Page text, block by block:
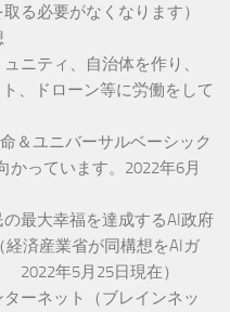
る必要がなくなります）
ニティ、自治体を作り、
、ドローン等に労働をして
＆ユニバーサルベーシック
かっています。2022年6月
最大幸福を達成するAI政府
済産業省が同構想をAIガ
2022年5月25日現在）
ーネット（ブレインネッ